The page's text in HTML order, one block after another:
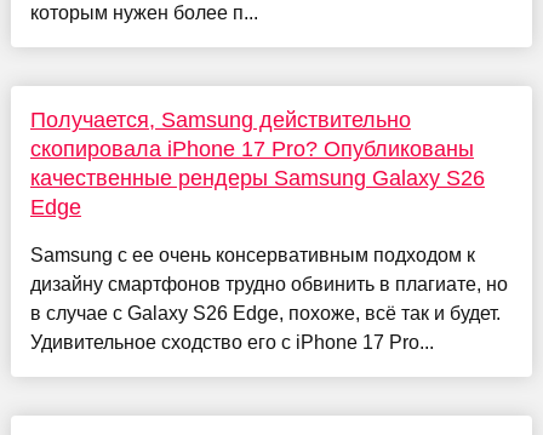
которым нужен более п...
Получается, Samsung действительно
скопировала iPhone 17 Pro? Опубликованы
качественные рендеры Samsung Galaxy S26
Edge
Samsung с ее очень консервативным подходом к
дизайну смартфонов трудно обвинить в плагиате, но
в случае с Galaxy S26 Edge, похоже, всё так и будет.
Удивительное сходство его с iPhone 17 Pro...